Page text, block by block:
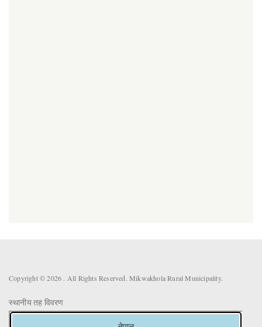
Copyright © 2026 . All Rights Reserved. Mikwakhola Rural Municipality.
स्थानीय तह विवरण